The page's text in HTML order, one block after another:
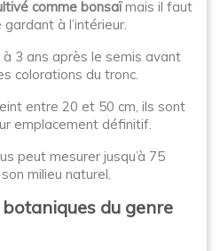
comme bonsaïmais il faut
à l’intérieur.
3 ans après le semis avant
colorations du tronc.
entre 20 et 50 cm, ils sont
emplacement définitif.
peut mesurer jusqu’à 75
milieu naturel.
du genre